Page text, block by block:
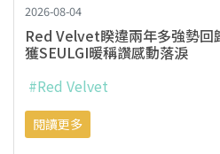
2026-08-04
Red Velvet睽違兩年多強勢回
獲SEULGI暖稱讚感動落淚
#Red Velvet
閱讀更多